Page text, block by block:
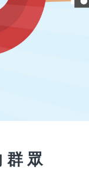
眾